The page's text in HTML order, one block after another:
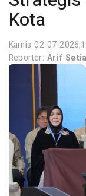
Kota
Kamis 02-07-
Reporter:Arif